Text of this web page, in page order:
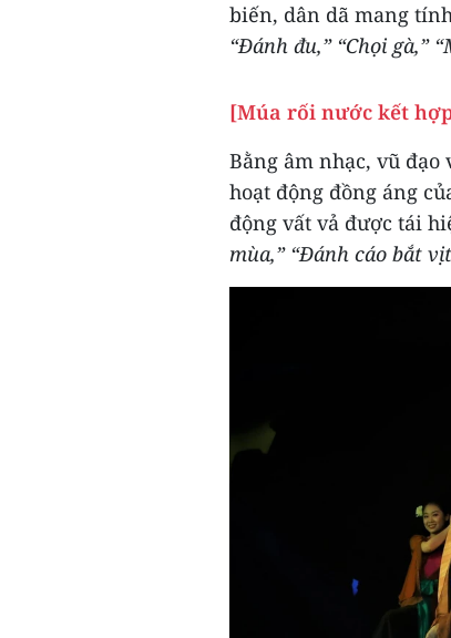
biến, dân dã mang
“Đánh đu,” “Chọi gà,”
[Múa rối nước kết
Bằng âm nhạc, vũ đạo
hoạt động đồng áng
động vất vả được tái
mùa,” “Đánh cáo bắt